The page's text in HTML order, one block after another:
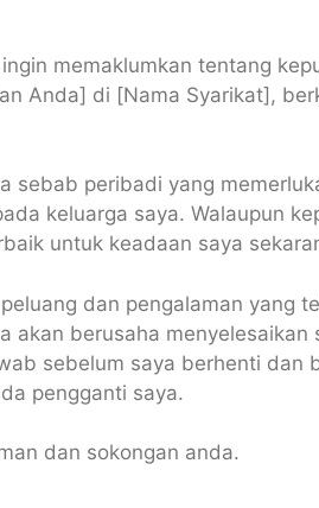
memaklumkan tentang
Anda] di [Nama Syarikat],
sebab peribadi yang
keluarga saya. Walaupun
untuk keadaan saya
dan pengalaman yang
akan berusaha menyelesaikan
sebelum saya berhenti dan
pengganti saya.
dan sokongan anda.